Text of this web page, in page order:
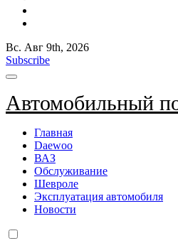
Вс. Авг 9th, 2026
Subscribe
Автомобильный
Главная
Daewoo
ВАЗ
Обслуживание
Шевроле
Эксплуатация автомобиля
Новости